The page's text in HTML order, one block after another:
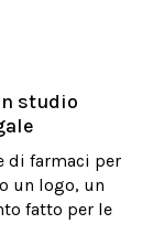
studio
di farmaci per
un logo, un
fatto per le